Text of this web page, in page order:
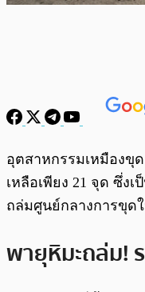
อุตสาหกรรมเหมืองขุด
เหลือเพียง 21 จุด ซึ่ง
ถล่มศูนย์กลางการขุด
พายุหิมะถล่ม!